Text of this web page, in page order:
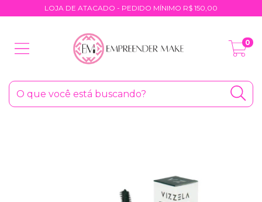
LOJA DE ATACADO - PEDIDO MÍNIMO R$ 150,00
0